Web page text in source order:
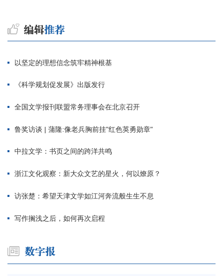
以坚定的理想信念筑牢精神根基
《科学规划促发展》出版发行
全国文学报刊联盟常务理事会在北京召开
鲁奖访谈 | 蒲隆:像老兵胸前挂"红色英勇勋章"
中拉文学：书页之间的跨洋共鸣
浙江文化观察：新大众文艺的星火，何以燎原？
访张楚：希望天津文学如江河奔流般生生不息
写作搁浅之后，如何再次启程